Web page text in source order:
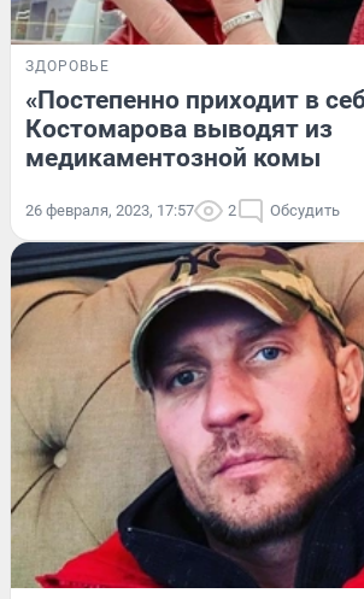
ЗДОРОВЬЕ
«Постепенно приходит в
Костомарова выводят из
медикаментозной комы
26 февраля, 2023, 17:57 2 Обсудить